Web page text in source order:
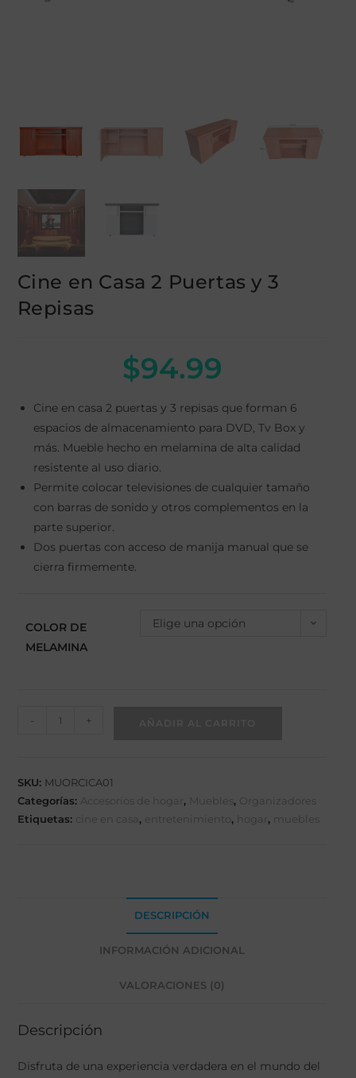
Cine en Casa 2 Puertas y 3
Repisas
$94.99
Cine en casa 2 puertas y 3 repisas que forman 6
espacios de almacenamiento para DVD, Tv Box y
más. Mueble hecho en melamina de alta calidad
resistente al uso diario.
Permite colocar televisiones de cualquier tamaño
con barras de sonido y otros complementos en la
parte superior.
Dos puertas con acceso de manija manual que se
cierra firmemente.
COLOR DE
MELAMINA
Elige una opción
- +
SKU: MUORCICA01
Categorías: Accesorios de hogar , Muebles ,
Organizadores
Etiquetas:
cine en casa, entretenimiento , hogar , muebles
DESCRIPCIÓN
INFORMACIÓN ADICIONAL
VALORACIONES (0)
Descripción
Disfruta de una experiencia verdadera en el mundo del